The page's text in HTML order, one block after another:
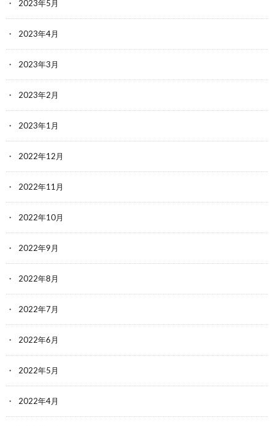
2023年5月
2023年4月
2023年3月
2023年2月
2023年1月
2022年12月
2022年11月
2022年10月
2022年9月
2022年8月
2022年7月
2022年6月
2022年5月
2022年4月